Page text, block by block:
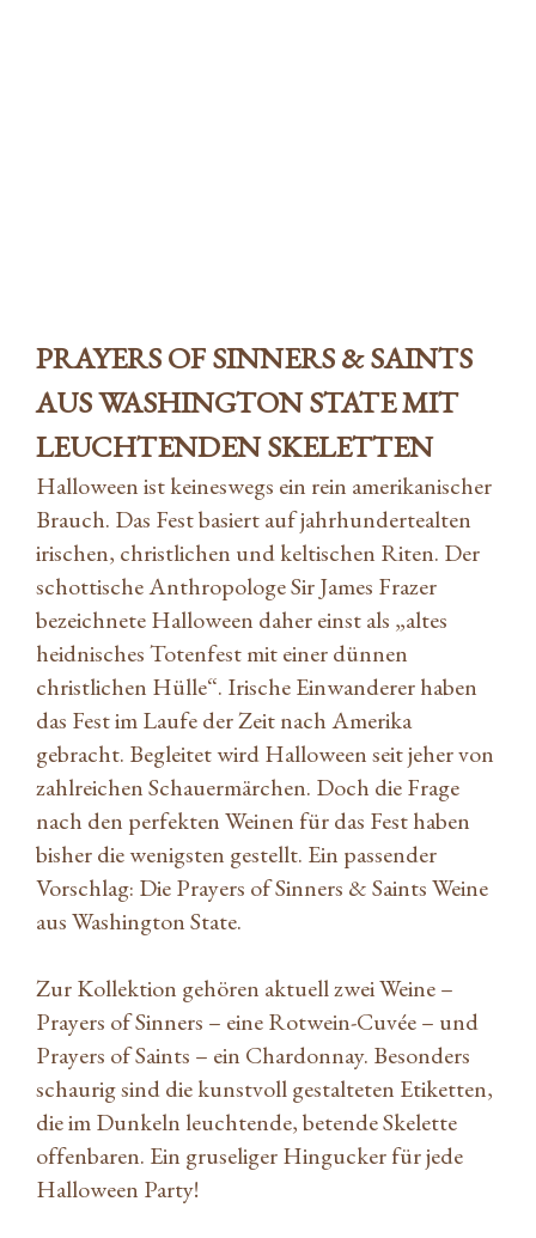
PRAYERS OF SINNERS & SAINTS
AUS WASHINGTON STATE MIT
LEUCHTENDEN SKELETTEN
Halloween ist keineswegs ein rein amerikanischer
Brauch. Das Fest basiert auf jahrhundertealten
irischen, christlichen und keltischen Riten. Der
schottische Anthropologe Sir James Frazer
bezeichnete Halloween daher einst als „altes
heidnisches Totenfest mit einer dünnen
christlichen Hülle“. Irische Einwanderer haben
das Fest im Laufe der Zeit nach Amerika
gebracht. Begleitet wird Halloween seit jeher von
zahlreichen Schauermärchen. Doch die Frage
nach den perfekten Weinen für das Fest haben
bisher die wenigsten gestellt. Ein passender
Vorschlag: Die Prayers of Sinners & Saints Weine
aus Washington State.
Zur Kollektion gehören aktuell zwei Weine –
Prayers of Sinners – eine Rotwein-Cuvée – und
Prayers of Saints – ein Chardonnay. Besonders
schaurig sind die kunstvoll gestalteten Etiketten,
die im Dunkeln leuchtende, betende Skelette
offenbaren. Ein gruseliger Hingucker für jede
Halloween Party!